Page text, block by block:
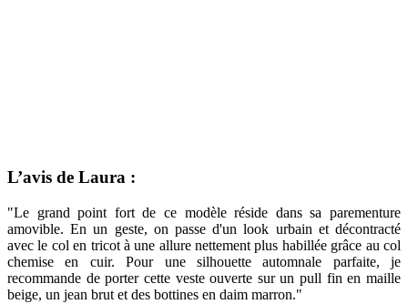
L’avis de Laura :
"Le grand point fort de ce modèle réside dans sa parementure
amovible. En un geste, on passe d'un look urbain et décontracté
avec le col en tricot à une allure nettement plus habillée grâce au col
chemise en cuir. Pour une silhouette automnale parfaite, je
recommande de porter cette veste ouverte sur un pull fin en maille
beige, un jean brut et des bottines en daim marron."